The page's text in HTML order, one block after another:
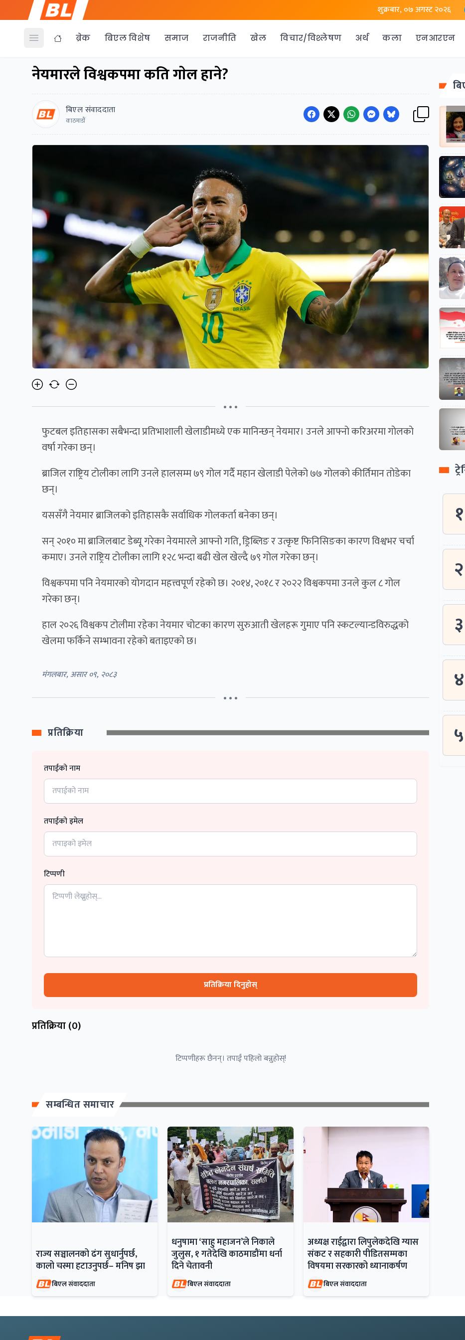
शुक्रबार, ०७ अगस्ट २०२६
Open menu ब्रेक बिएल विशेष समाज राजनीति खेल विचार/विश्लेषण अर्थ कला एनआरएन
नेयमारले विश्वकपमा कति गाेल हाने?
बिएल संवाददाता
काठमाडाैं
• • •
फुटबल इतिहासका सबैभन्दा प्रतिभाशाली खेलाडीमध्ये एक मानिन्छन् नेयमार। उनले आफ्नो करिअरमा गाेलकाे
वर्षा गरेका छन्।
ब्राजिल राष्ट्रिय टोलीका लागि उनले हालसम्म ७९ गोल गर्दै महान खेलाडी पेलेको ७७ गोलको कीर्तिमान तोडेका
छन्।
यससँगै नेयमार ब्राजिलको इतिहासकै सर्वाधिक गोलकर्ता बनेका छन्।
सन् २०१० मा ब्राजिलबाट डेब्यू गरेका नेयमारले आफ्नो गति, ड्रिब्लिङ र उत्कृष्ट फिनिसिङका कारण विश्वभर चर्चा
कमाए। उनले राष्ट्रिय टोलीका लागि १२८ भन्दा बढी खेल खेल्दै ७९ गोल गरेका छन्।
विश्वकपमा पनि नेयमारको योगदान महत्त्वपूर्ण रहेको छ। २०१४, २०१८ र २०२२ विश्वकपमा उनले कुल ८ गोल
गरेका छन्।
हाल २०२६ विश्वकप टोलीमा रहेका नेयमार चोटका कारण सुरुआती खेलहरू गुमाए पनि स्कटल्यान्डविरुद्धको
खेलमा फर्किने सम्भावना रहेको बताइएको छ।
मंगलबार, असार ०९, २०८३
• • •
प्रतिक्रिया
तपाईको नाम
तपाईको इमेल
टिप्पणी
प्रतिक्रिया दिनुहोस्
प्रतिक्रिया (0)
टिप्पणीहरू छैनन्। तपाईं पहिलो बन्नुहोस्!
सम्बन्धित समाचार
राज्य सञ्चालनको ढंग सुधार्नुपर्छ,
कालो चस्मा हटाउनुपर्छ– मनिष झा
बिएल संवाददाता
धनुषामा ‘साहु महाजन’ले निकाले
जुलुस, १ गतेदेखि काठमाडौंमा धर्ना
दिने चेतावनी
बिएल संवाददाता
अध्यक्ष राईद्वारा लिपुलेकदेखि ग्यास
संकट र सहकारी पीडितसम्मका
विषयमा सरकारको ध्यानाकर्षण
बिएल संवाददाता